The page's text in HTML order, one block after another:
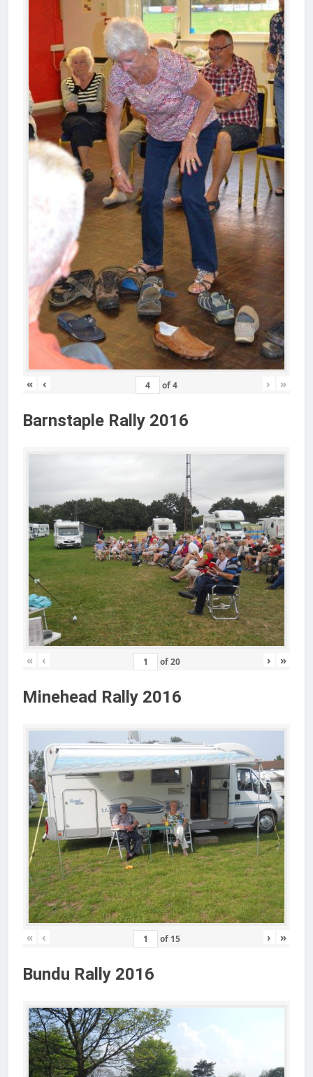
« ‹ of4 › »
Barnstaple Rally 2016
« ‹ of20 › »
Minehead Rally 2016
« ‹ of 15 › »
Bundu Rally 2016